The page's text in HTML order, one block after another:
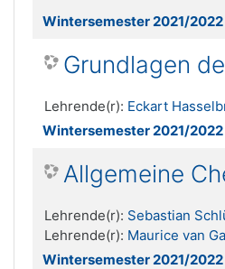
Wintersemester 2021/2022
Grundlagen
Lehrende(r): Eckart
Wintersemester 2021/2022
Allgemeine
Lehrende(r): Sebastian
Lehrende(r): Maurice van
Wintersemester 2021/2022